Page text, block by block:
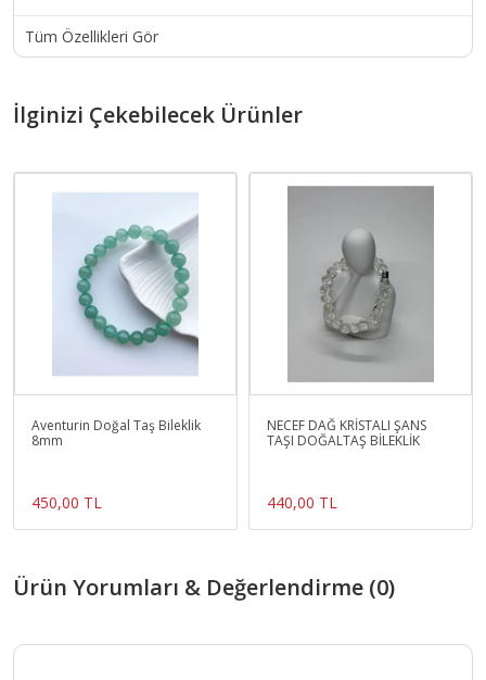
Tüm Özellikleri Gör
İlginizi Çekebilecek Ürünler
Aventurin Doğal Taş Bileklik
8mm
450,00 TL
NECEF DAĞ KRİSTALI ŞANS
TAŞI DOĞALTAŞ BİLEKLİK
440,00 TL
Ürün Yorumları & Değerlendirme (0)